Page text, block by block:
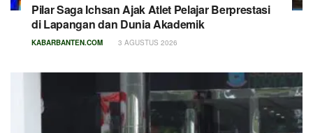
Pilar Saga Ichsan Ajak Atlet Pelajar Berprestasi
di Lapangan dan Dunia Akademik
KABARBANTEN.COM 3 AGUSTUS 2026